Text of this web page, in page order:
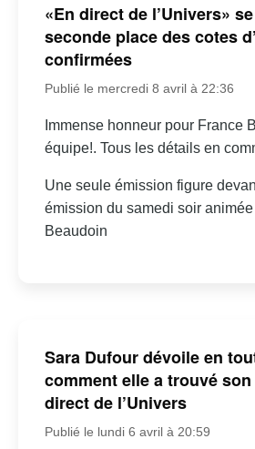
«En direct de l’Univers»
seconde place des cotes
confirmées
Publié le mercredi 8 avril à 22:36
Immense honneur pour France
équipe!. Tous les détails en
Une seule émission figure
émission du samedi soir
Beaudoin
Sara Dufour dévoile en
comment elle a trouvé
direct de l’Univers
Publié le lundi 6 avril à 20:59